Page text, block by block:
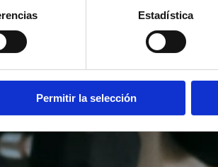
Estadística
Permitir la selección